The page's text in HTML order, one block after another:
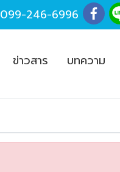
099-246-6996
ข่าวสาร บทความ